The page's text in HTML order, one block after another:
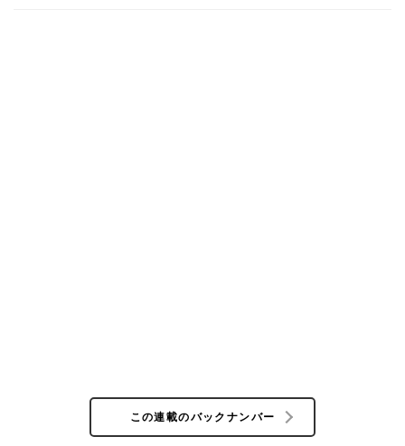
この連載のバックナンバー